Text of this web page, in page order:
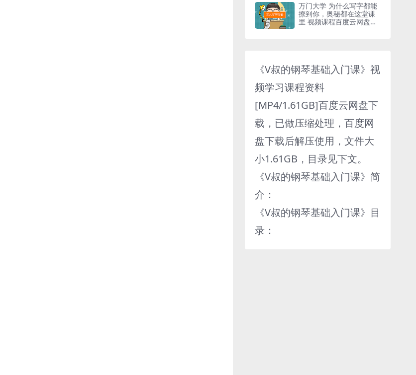
万门大学 为什么写字都能
撩到你，奥秘都在这堂课
里 视频课程百度云网盘下
《V叔的钢琴基础入门课》视
频学习课程资料
[MP4/1.61GB]百度云网盘下
载，已做压缩处理，百度网
盘下载后解压使用，文件大
小1.61GB，目录见下文。
《V叔的钢琴基础入门课》简
介：
《V叔的钢琴基础入门课》目
录：